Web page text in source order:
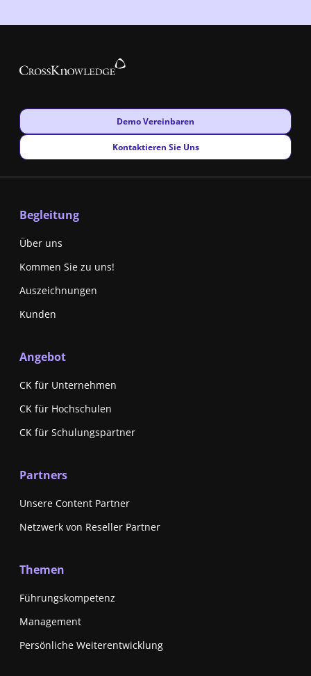
New window
Demo Vereinbaren
New window
Kontaktieren Sie Uns
Begleitung
Über uns
Kommen Sie zu uns!
Auszeichnungen
Kunden
Angebot
CK für Unternehmen
CK für Hochschulen
CK für Schulungspartner
Partners
Unsere Content Partner
Netzwerk von Reseller Partner
Themen
Führungskompetenz
Management
Persönliche Weiterentwicklung